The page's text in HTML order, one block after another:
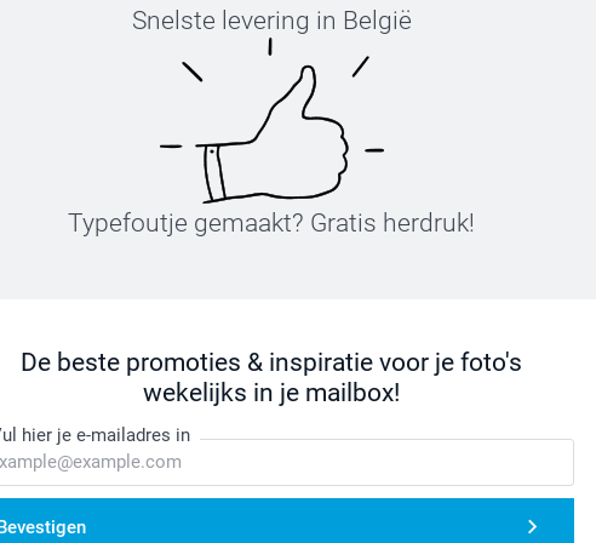
Snelste levering in België
Typefoutje gemaakt? Gratis herdruk!
De beste promoties & inspiratie voor je foto's
wekelijks in je mailbox!
hier je e-mailadres in